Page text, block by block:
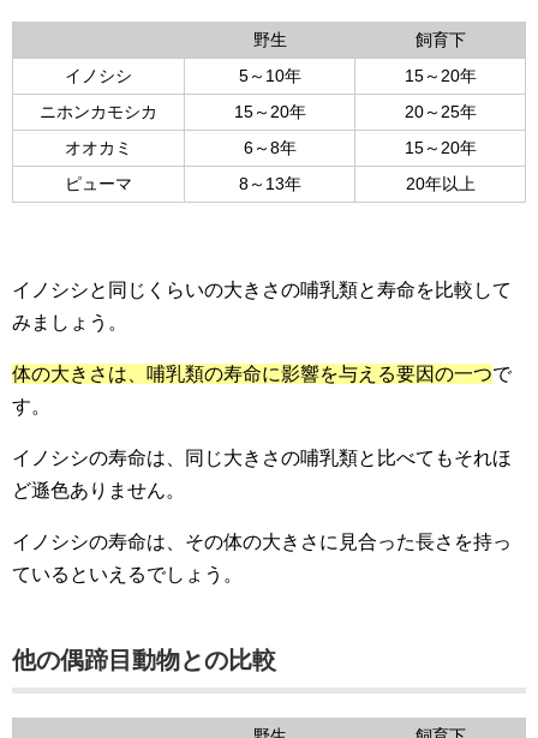
野生
飼育下
イノシシ
5～10年
15～20年
ニホンカモシカ
15～20年
20～25年
オオカミ
6～8年
15～20年
ピューマ
8～13年 20年以上
イノシシと同じくらいの大きさの哺乳類と寿命を比較して
みましょう。
体の大きさは、哺乳類の寿命に影響を与える要因の一つで
す。
イノシシの寿命は、同じ大きさの哺乳類と比べてもそれほ
ど遜色ありません。
イノシシの寿命は、その体の大きさに見合った長さを持っ
ているといえるでしょう。
他の偶蹄目動物との比較